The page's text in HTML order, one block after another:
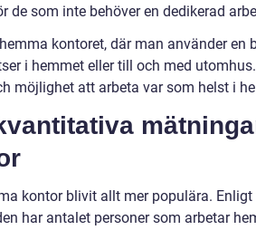
de som inte behöver en dedikerad
kontoret, där man använder en
i hemmet eller till och med
möjlighet att arbeta var som helst i
kontor blivit allt mer populära. Enligt
har antalet personer som arbetar